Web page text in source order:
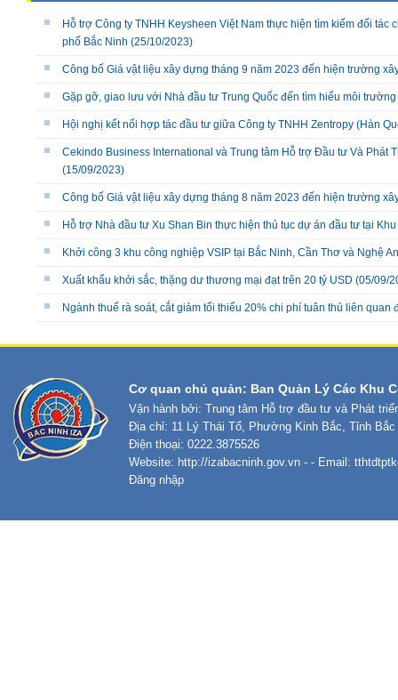
Hỗ trợ Công ty TNHH Keysheen Việt Nam thực hiện tìm kiếm đối
phố Bắc Ninh (25/10/2023)
Công bố Giá vật liệu xây dựng tháng 9 năm 2023 đến hiện trường
Gặp gỡ, giao lưu với Nhà đầu tư Trung Quốc đến tìm hiểu môi
Hội nghị kết nối hợp tác đầu tư giữa Công ty TNHH Zentropy (Hàn
Cekindo Business International và Trung tâm Hỗ trợ Đầu tư Và
(15/09/2023)
Công bố Giá vật liệu xây dựng tháng 8 năm 2023 đến hiện trường
Hỗ trợ Nhà đầu tư Xu Shan Bin thực hiện thủ tục dự án đầu tư tại
Khởi công 3 khu công nghiệp VSIP tại Bắc Ninh, Cần Thơ và Nghệ An
Xuất khẩu khởi sắc, thặng dư thương mại đạt trên 20 tỷ USD (05/09/
Ngành thuế rà soát, cắt giảm tối thiểu 20% chi phí tuân thủ liên quan
Cơ quan chủ quản: Ban Quản Lý Các Khu
Vận hành bởi: Trung tâm Hỗ trợ đầu tư và Phát
Địa chỉ: 11 Lý Thái Tổ, Phường Kinh Bắc, Tỉnh Bắc
Điện thoại: 0222.3875526
Website: http://izabacninh.gov.vn - - Email:
Đăng nhập